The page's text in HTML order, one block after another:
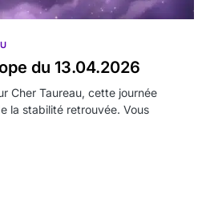
du 13.04.2026
Cher Taureau, cette journée
la stabilité retrouvée. Vous